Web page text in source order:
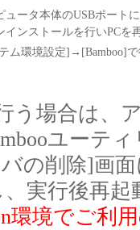
ータ本体のUSBポート
ンストールを行いPCを
ム環境設定]→[Bamboo]
う場合は、
ユーテ
の削除]画
実行後再起
環境でご利